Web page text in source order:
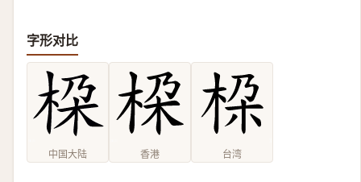
字形对比
中国大陆 香港 台湾